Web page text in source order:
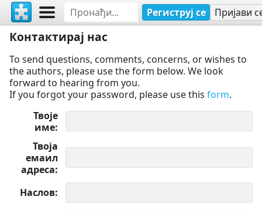
Региструј се Пријави
Контактирај нас
To send questions, comments, concerns, or wishes to
the authors, please use the form below. We look
forward to hearing from you.
If you forgot your password, please use this form.
Твоје
име
Твоја
емаил
адреса
Наслов